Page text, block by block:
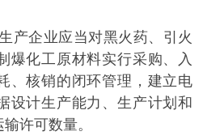
产企业应当对黑火药、引火
爆化工原材料实行采购、入
、核销的闭环管理，建立电
设计生产能力、生产计划和
许可数量。